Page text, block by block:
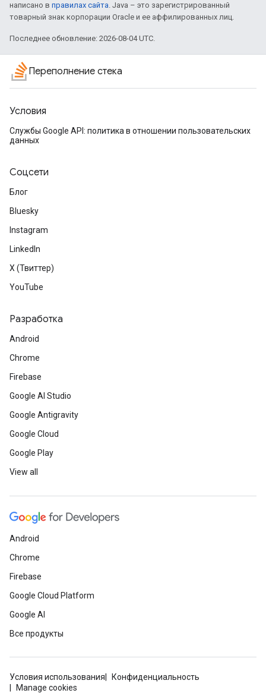
написано в правилах сайта. Java – это зарегистрированный
товарный знак корпорации Oracle и ее аффилированных лиц.
Последнее обновление: 2026-08-04 UTC.
Переполнение стека
Условия
Службы Google API: политика в отношении пользовательских
данных
Соцсети
Блог
Bluesky
Instagram
LinkedIn
X (Твиттер)
YouTube
Разработка
Android
Chrome
Firebase
Google AI Studio
Google Antigravity
Google Cloud
Google Play
View all
Android
Chrome
Firebase
Google Cloud Platform
Google AI
Все продукты
Условия использования
Конфиденциальность
Manage cookies